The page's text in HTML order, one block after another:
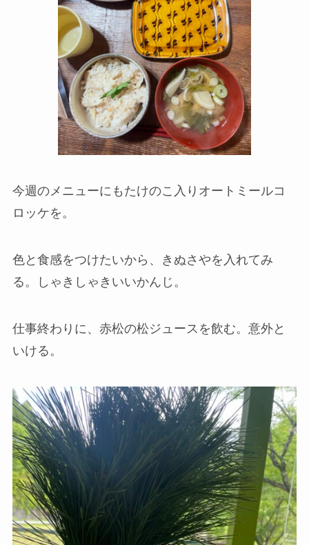
今週のメニューにもたけのこ入りオートミールコ
ロッケを。
色と食感をつけたいから、きぬさやを入れてみ
る。しゃきしゃきいいかんじ。
仕事終わりに、赤松の松ジュースを飲む。意外と
いける。